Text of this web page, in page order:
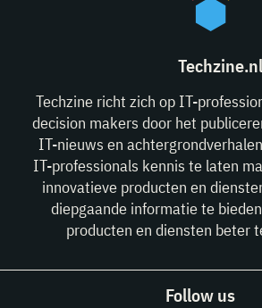
Techzine.nl
Techzine richt zich op IT-
decision makers door het
IT-nieuws en
IT-professionals kennis te laten
innovatieve producten en
diepgaande informatie te
producten en diensten beter
Follow us